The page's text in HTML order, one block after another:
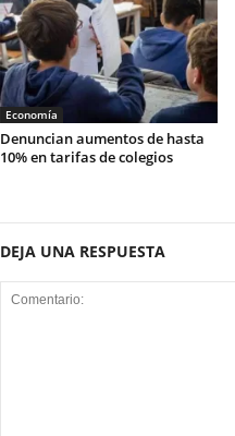
Economía
Denuncian aumentos de hasta
10% en tarifas de colegios
DEJA UNA RESPUESTA